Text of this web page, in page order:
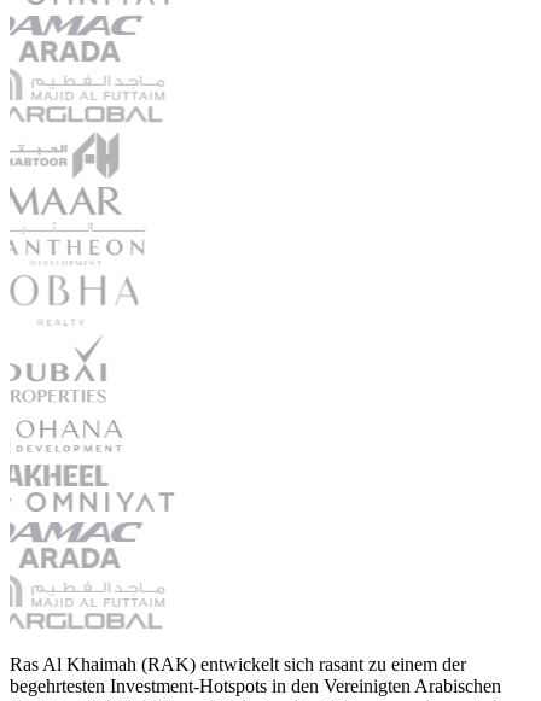
Ras Al Khaimah (RAK) entwickelt sich rasant zu einem der
begehrtesten Investment-Hotspots in den Vereinigten Arabischen